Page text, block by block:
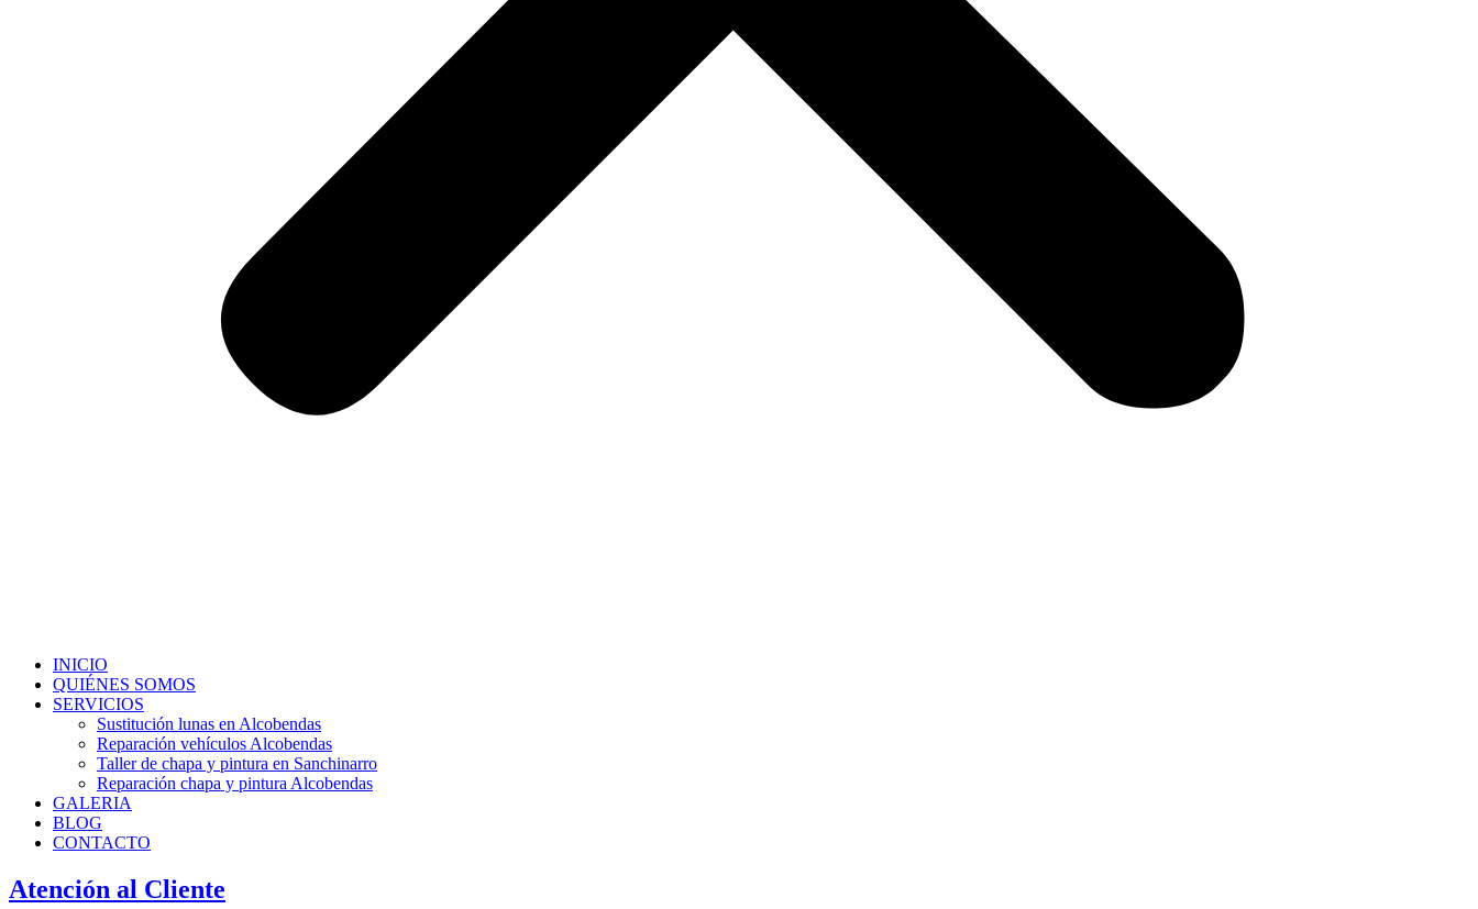
INICIO
QUIÉNES SOMOS
SERVICIOS
Sustitución lunas en Alcobendas
Reparación vehículos Alcobendas
Taller de chapa y pintura en Sanchinarro
Reparación chapa y pintura Alcobendas
GALERIA
BLOG
CONTACTO
Atención al Cliente